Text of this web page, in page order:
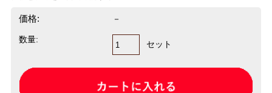
価格: －
数量: セット